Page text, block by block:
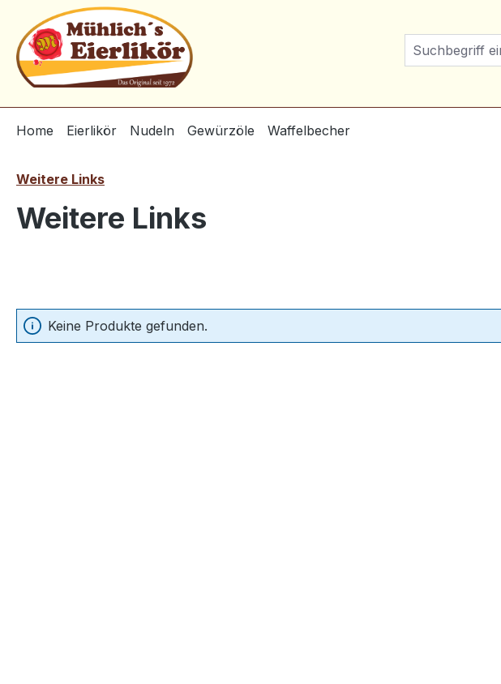
Hauptinhalt springen
Zur Suche springen
Zur Hauptnavigation springen
Home Eierlikör Nudeln Gewürzöle Waffelbecher
Weitere Links
Weitere Links
Keine Produkte gefunden.